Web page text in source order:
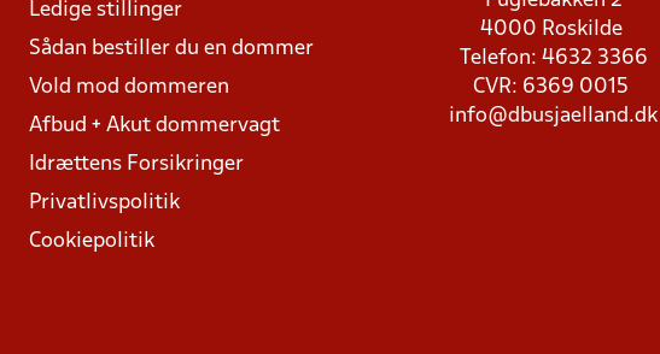
Ledige stillinger
Sådan bestiller du en dommer
Vold mod dommeren
Afbud + Akut dommervagt
Idrættens Forsikringer
Privatlivspolitik
Cookiepolitik
4000 Roskilde
Telefon: 4632 3366
CVR: 6369 0015
info@dbusjaelland.dk